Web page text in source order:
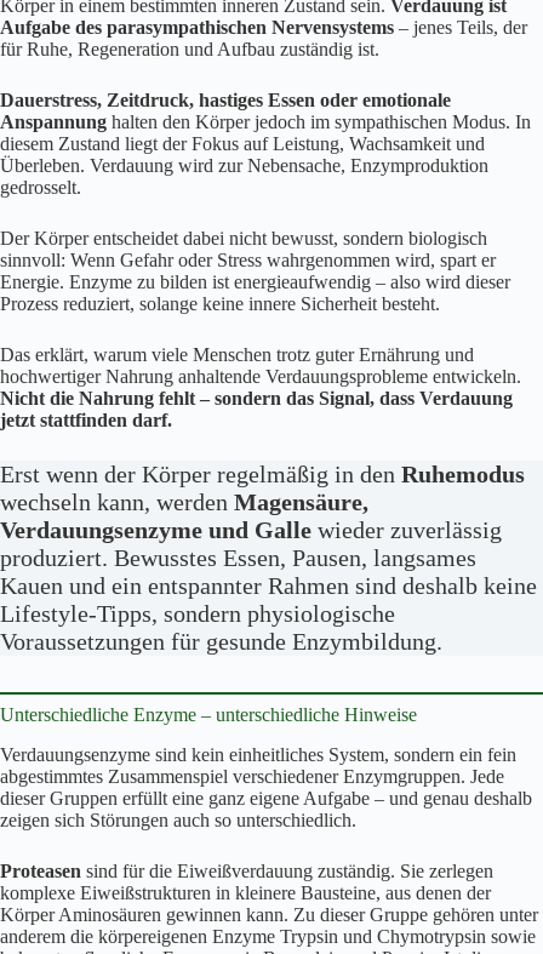
Körper in einem bestimmten inneren Zustand sein. Verdauung ist
Aufgabe des parasympathischen Nervensystems – jenes Teils, der
für Ruhe, Regeneration und Aufbau zuständig ist.
Dauerstress, Zeitdruck, hastiges Essen oder emotionale
Anspannung halten den Körper jedoch im sympathischen Modus. In
diesem Zustand liegt der Fokus auf Leistung, Wachsamkeit und
Überleben. Verdauung wird zur Nebensache, Enzymproduktion
gedrosselt.
Der Körper entscheidet dabei nicht bewusst, sondern biologisch
sinnvoll: Wenn Gefahr oder Stress wahrgenommen wird, spart er
Energie. Enzyme zu bilden ist energieaufwendig – also wird dieser
Prozess reduziert, solange keine innere Sicherheit besteht.
Das erklärt, warum viele Menschen trotz guter Ernährung und
hochwertiger Nahrung anhaltende Verdauungsprobleme entwickeln.
Nicht die Nahrung fehlt – sondern das Signal, dass Verdauung
jetzt stattfinden darf.
Erst wenn der Körper regelmäßig in den Ruhemodus
wechseln kann, werden Magensäure,
Verdauungsenzyme und Galle wieder zuverlässig
produziert. Bewusstes Essen, Pausen, langsames
Kauen und ein entspannter Rahmen sind deshalb keine
Lifestyle-Tipps, sondern physiologische
Voraussetzungen für gesunde Enzymbildung.
Unterschiedliche Enzyme – unterschiedliche Hinweise
Verdauungsenzyme sind kein einheitliches System, sondern ein fein
abgestimmtes Zusammenspiel verschiedener Enzymgruppen. Jede
dieser Gruppen erfüllt eine ganz eigene Aufgabe – und genau deshalb
zeigen sich Störungen auch so unterschiedlich.
Proteasen sind für die Eiweißverdauung zuständig. Sie zerlegen
komplexe Eiweißstrukturen in kleinere Bausteine, aus denen der
Körper Aminosäuren gewinnen kann. Zu dieser Gruppe gehören unter
anderem die körpereigenen Enzyme Trypsin und Chymotrypsin sowie